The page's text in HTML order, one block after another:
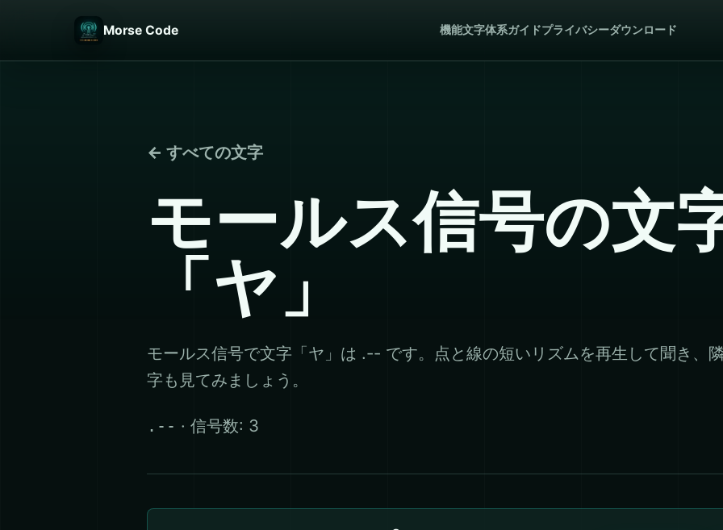
Morse Code 機能文字体系ガイドプライバシーダウンロード
← すべての文字
モールス信号の文
「ヤ」
モールス信号で文字「ヤ」は .-- です。点と線の短いリズムを再生して聞き、
字も見てみましょう。
.-- · 信号数: 3